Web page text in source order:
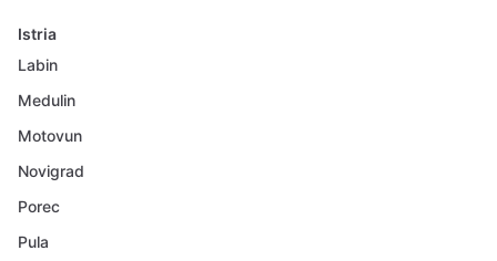
Istria
Labin
Medulin
Motovun
Novigrad
Porec
Pula